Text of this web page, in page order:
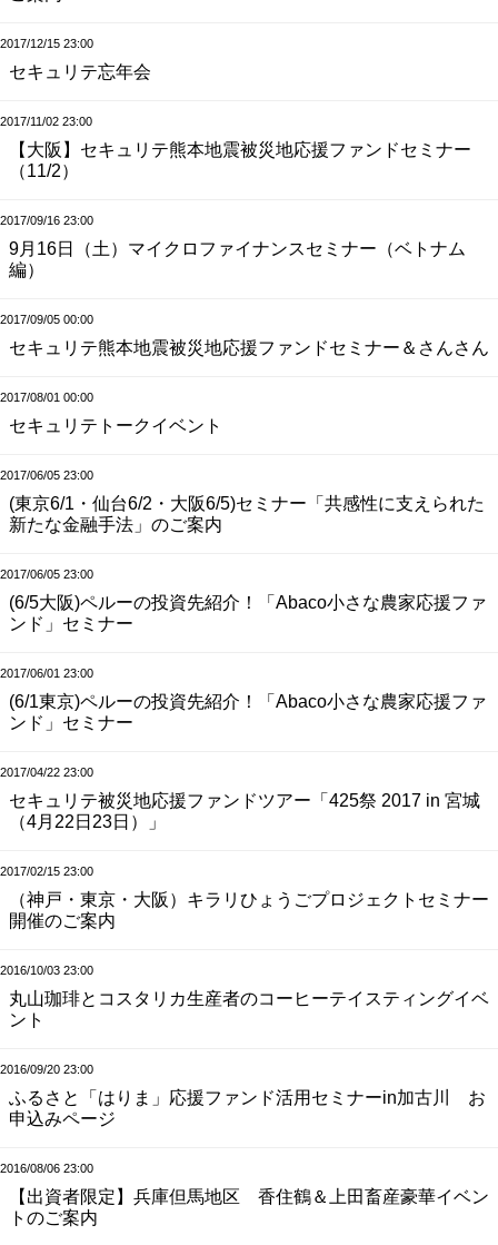
2017/12/15 23:00
セキュリテ忘年会
2017/11/02 23:00
【大阪】セキュリテ熊本地震被災地応援ファンドセミナー
（11/2）
2017/09/16 23:00
9月16日（土）マイクロファイナンスセミナー（ベトナム
編）
2017/09/05 00:00
セキュリテ熊本地震被災地応援ファンドセミナー＆さんさん
2017/08/01 00:00
セキュリテトークイベント
2017/06/05 23:00
(東京6/1・仙台6/2・大阪6/5)セミナー「共感性に支えられた
新たな金融手法」のご案内
2017/06/05 23:00
(6/5大阪)ペルーの投資先紹介！「Abaco小さな農家応援ファ
ンド」セミナー
2017/06/01 23:00
(6/1東京)ペルーの投資先紹介！「Abaco小さな農家応援ファ
ンド」セミナー
2017/04/22 23:00
セキュリテ被災地応援ファンドツアー「425祭 2017 in 宮城
（4月22日23日）」
2017/02/15 23:00
（神戸・東京・大阪）キラリひょうごプロジェクトセミナー
開催のご案内
2016/10/03 23:00
丸山珈琲とコスタリカ生産者のコーヒーテイスティングイベ
ント
2016/09/20 23:00
ふるさと「はりま」応援ファンド活用セミナーin加古川 お
申込みページ
2016/08/06 23:00
【出資者限定】兵庫但馬地区 香住鶴＆上田畜産豪華イベン
トのご案内